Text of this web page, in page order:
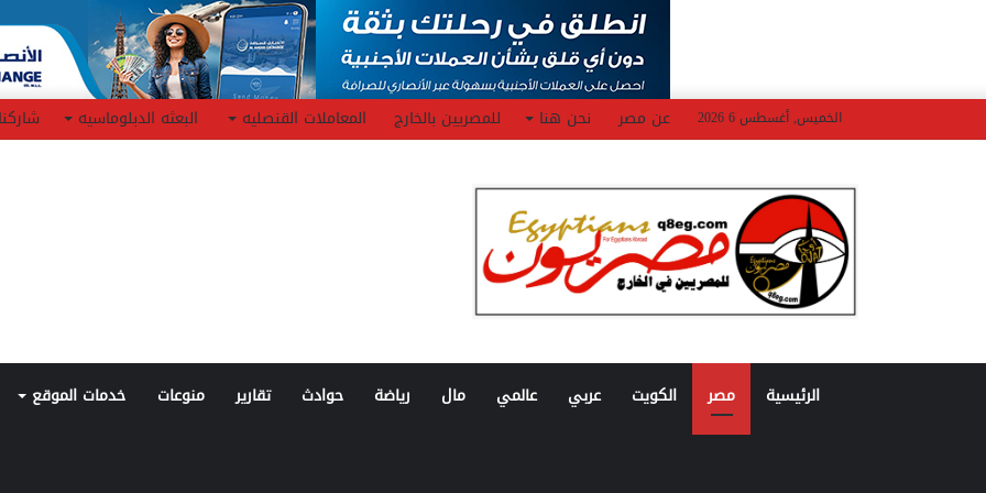
الخميس, أغسطس 6 2026 عن مصر نحن هنا للمصريين بالخارج المعاملات القنصليه البعثه الدبلوماسيه شاركنا
الرئيسية مصر الكويت عربي عالمي مال رياضة حوادث تقارير منوعات خدمات الموقع